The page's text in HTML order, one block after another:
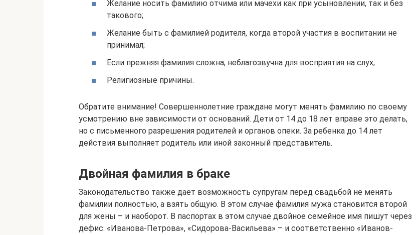
Желание носить фамилию отчима или мачехи как при усыновлении, так и без
такового;
Желание быть с фамилией родителя, когда второй участия в воспитании не
принимал;
Если прежняя фамилия сложна, неблагозвучна для восприятия на слух;
Религиозные причины.
Обратите внимание! Совершеннолетние граждане могут менять фамилию по своему
усмотрению вне зависимости от оснований. Дети от 14 до 18 лет вправе это делать,
но с письменного разрешения родителей и органов опеки. За ребенка до 14 лет
действия выполняет родитель или иной законный представитель.
Двойная фамилия в браке
Законодательство также дает возможность супругам перед свадьбой не менять
фамилии полностью, а взять общую. В этом случае фамилия мужа становится второй
для жены – и наоборот. В паспортах в этом случае двойное семейное имя пишут через
дефис: «Иванова-Петрова», «Сидорова-Васильева» – и соответственно «Иванов-